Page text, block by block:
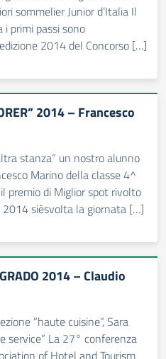
sommelier Junior d’Italia Il
i primi passi sono
2014 del Concorso […]
2014 – Francesco
stanza” un nostro alunno
Marino della classe 4^
premio di Miglior spot rivolto
2014 sièsvolta la giornata […]
2014 – Claudio
“haute cuisine”, Sara
service” La 27° conferenza
of Hotel and Tourism